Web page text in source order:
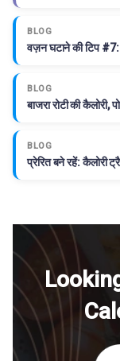
BLOG
वज़न घटाने की टिप #7:
BLOG
बाजरा रोटी की कैलोरी,
BLOG
प्रेरित बने रहें: कैलोरी